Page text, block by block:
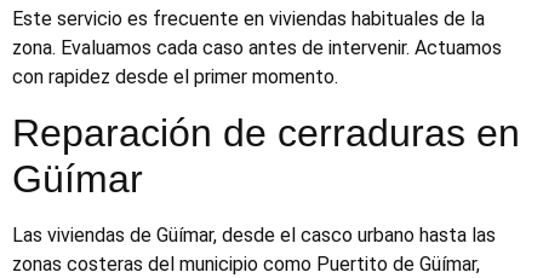
Este servicio es frecuente en viviendas habituales de la
zona. Evaluamos cada caso antes de intervenir. Actuamos
con rapidez desde el primer momento.
Reparación de cerraduras en
Güímar
Las viviendas de Güímar, desde el casco urbano hasta las
zonas costeras del municipio como Puertito de Güímar,